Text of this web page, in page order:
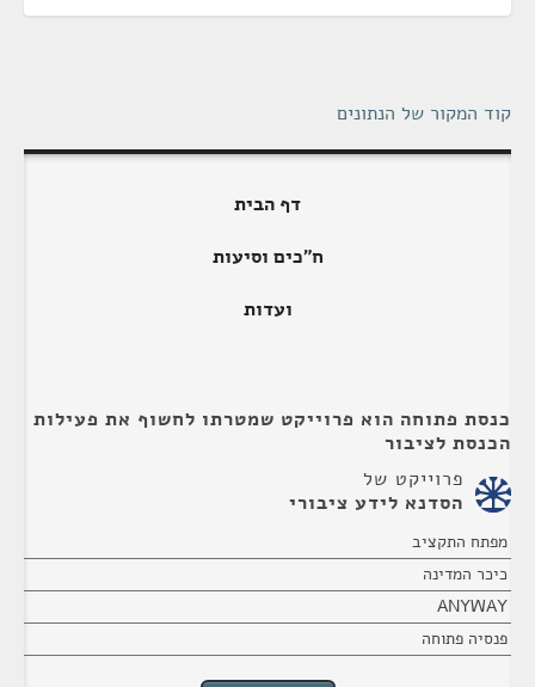
קוד המקור של הנתונים
דף הבית
ח"כים וסיעות
ועדות
כנסת פתוחה הוא פרוייקט שמטרתו לחשוף את פעילות
הכנסת לציבור
פרוייקט של
הסדנא לידע ציבורי
מפתח התקציב
כיכר המדינה
ANYWAY
פנסיה פתוחה